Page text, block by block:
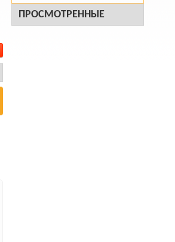
ПРОСМОТРЕННЫЕ